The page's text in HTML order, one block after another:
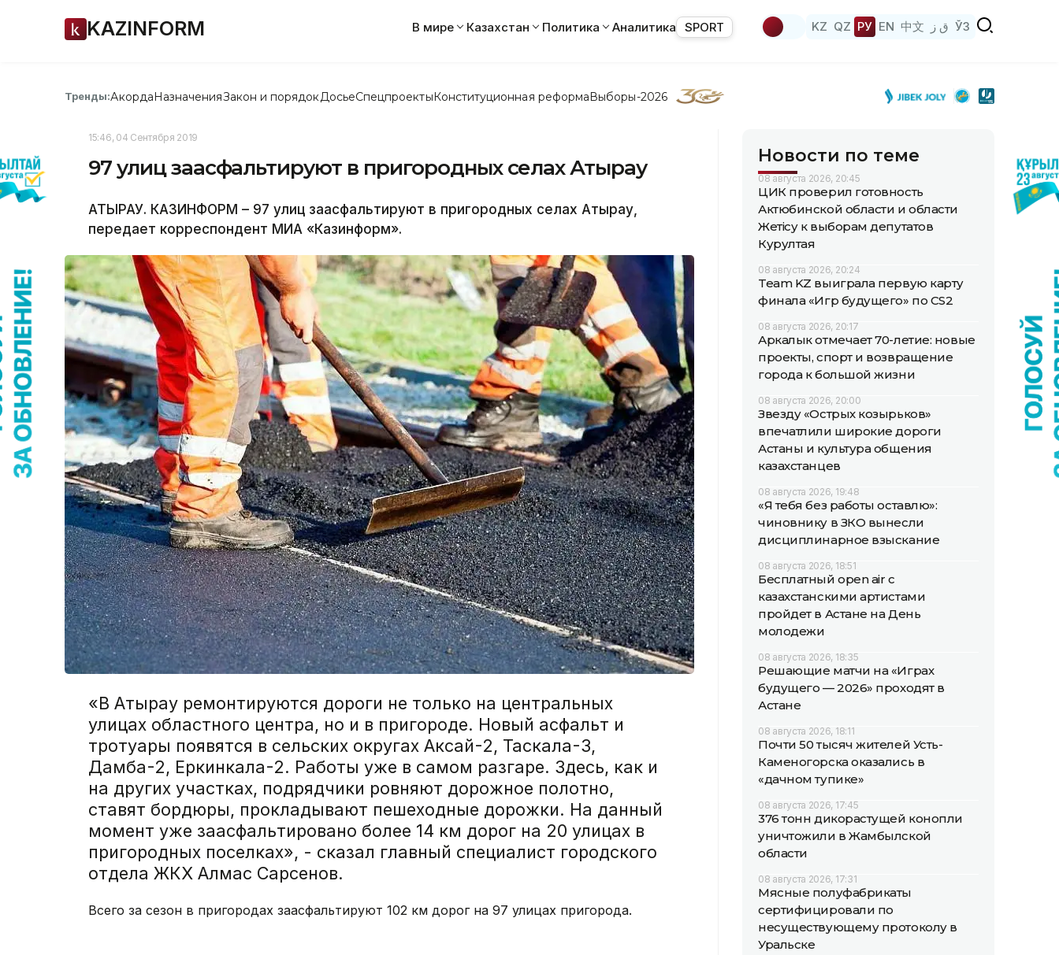
KAZINFORM В мире Казахстан Политика Аналитика SPORT KZ QZ РУ EN 中文 ق ز ЎЗ
Тренды:АкордаНазначенияЗакон и порядок ДосьеСпецпроектыКонституционная реформаВыборы-2026
15:46, 04 Сентября 2019
97 улиц заасфальтируют в пригородных селах Атырау
АТЫРАУ. КАЗИНФОРМ – 97 улиц заасфальтируют в пригородных селах Атырау,
передает корреспондент МИА «Казинформ».
«В Атырау ремонтируются дороги не только на центральных
улицах областного центра, но и в пригороде. Новый асфальт и
тротуары появятся в сельских округах Аксай-2, Таскала-3,
Дамба-2, Еркинкала-2. Работы уже в самом разгаре. Здесь, как и
на других участках, подрядчики ровняют дорожное полотно,
ставят бордюры, прокладывают пешеходные дорожки. На данный
момент уже заасфальтировано более 14 км дорог на 20 улицах в
пригородных поселках», - сказал главный специалист городского
отдела ЖКХ Алмас Сарсенов.
Всего за сезон в пригородах заасфальтируют 102 км дорог на 97 улицах пригорода.
Новости по теме
08 августа 2026, 20:45
ЦИК проверил готовность
Актюбинской области и области
Жетісу к выборам депутатов
Курултая
08 августа 2026, 20:24
Team KZ выиграла первую карту
финала «Игр будущего» по CS2
08 августа 2026, 20:17
Аркалык отмечает 70-летие: новые
проекты, спорт и возвращение
города к большой жизни
08 августа 2026, 20:00
Звезду «Острых козырьков»
впечатлили широкие дороги
Астаны и культура общения
казахстанцев
08 августа 2026, 19:48
«Я тебя без работы оставлю»:
чиновнику в ЗКО вынесли
дисциплинарное взыскание
08 августа 2026, 18:51
Бесплатный open air с
казахстанскими артистами
пройдет в Астане на День
молодежи
08 августа 2026, 18:35
Решающие матчи на «Играх
будущего — 2026» проходят в
Астане
08 августа 2026, 18:11
Почти 50 тысяч жителей Усть-
Каменогорска оказались в
«дачном тупике»
08 августа 2026, 17:45
376 тонн дикорастущей конопли
уничтожили в Жамбылской
области
08 августа 2026, 17:31
Мясные полуфабрикаты
сертифицировали по
несуществующему протоколу в
Уральске